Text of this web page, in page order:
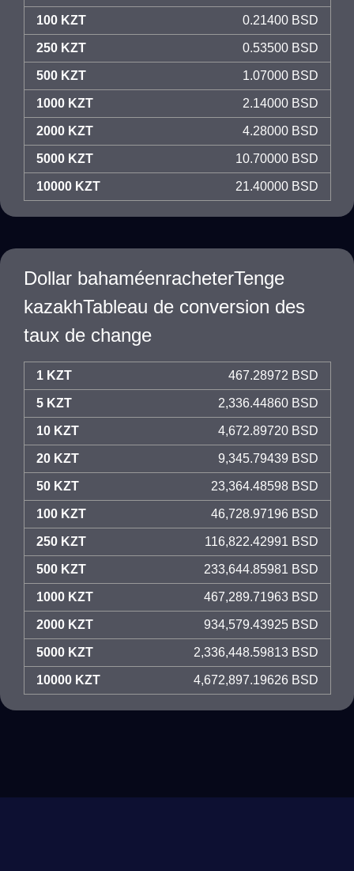
100 KZT 0.21400 BSD
250 KZT 0.53500 BSD
500 KZT 1.07000 BSD
1000 KZT 2.14000 BSD
2000 KZT 4.28000 BSD
5000 KZT 10.70000 BSD
10000 KZT 21.40000 BSD
Dollar bahaméenracheterTenge
kazakhTableau de conversion des
taux de change
1 KZT 467.28972 BSD
5 KZT 2,336.44860 BSD
10 KZT 4,672.89720 BSD
20 KZT 9,345.79439 BSD
50 KZT 23,364.48598 BSD
100 KZT 46,728.97196 BSD
250 KZT 116,822.42991 BSD
500 KZT 233,644.85981 BSD
1000 KZT 467,289.71963 BSD
2000 KZT 934,579.43925 BSD
5000 KZT 2,336,448.59813 BSD
10000 KZT 4,672,897.19626 BSD